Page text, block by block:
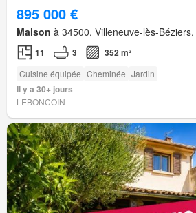
895 000 €
Maison à 34500, Villeneuve-lès-
11 3 352 m²
Cuisine équipée Cheminée Jardin
Il y a 30+ jours
LEBONCOIN